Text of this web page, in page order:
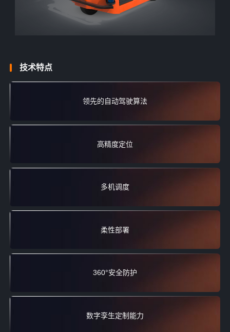
技术特点
领先的自动驾驶算法
高精度定位
多机调度
柔性部署
360°安全防护
数字孪生定制能力